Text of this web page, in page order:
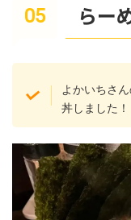
らー
よかいちさ
丼しました